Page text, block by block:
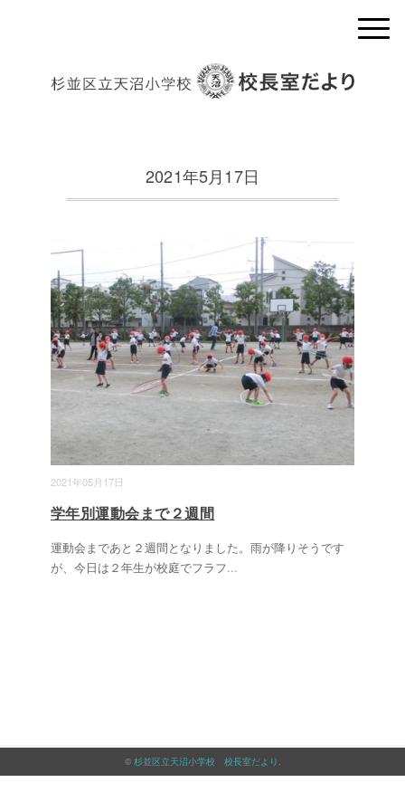
2021年5月17日
2021年05月17日
学年別運動会まで２週間
運動会まであと２週間となりました。雨が降りそうです
が、今日は２年生が校庭でフラフ...
© 杉並区立天沼小学校 校長室だより .